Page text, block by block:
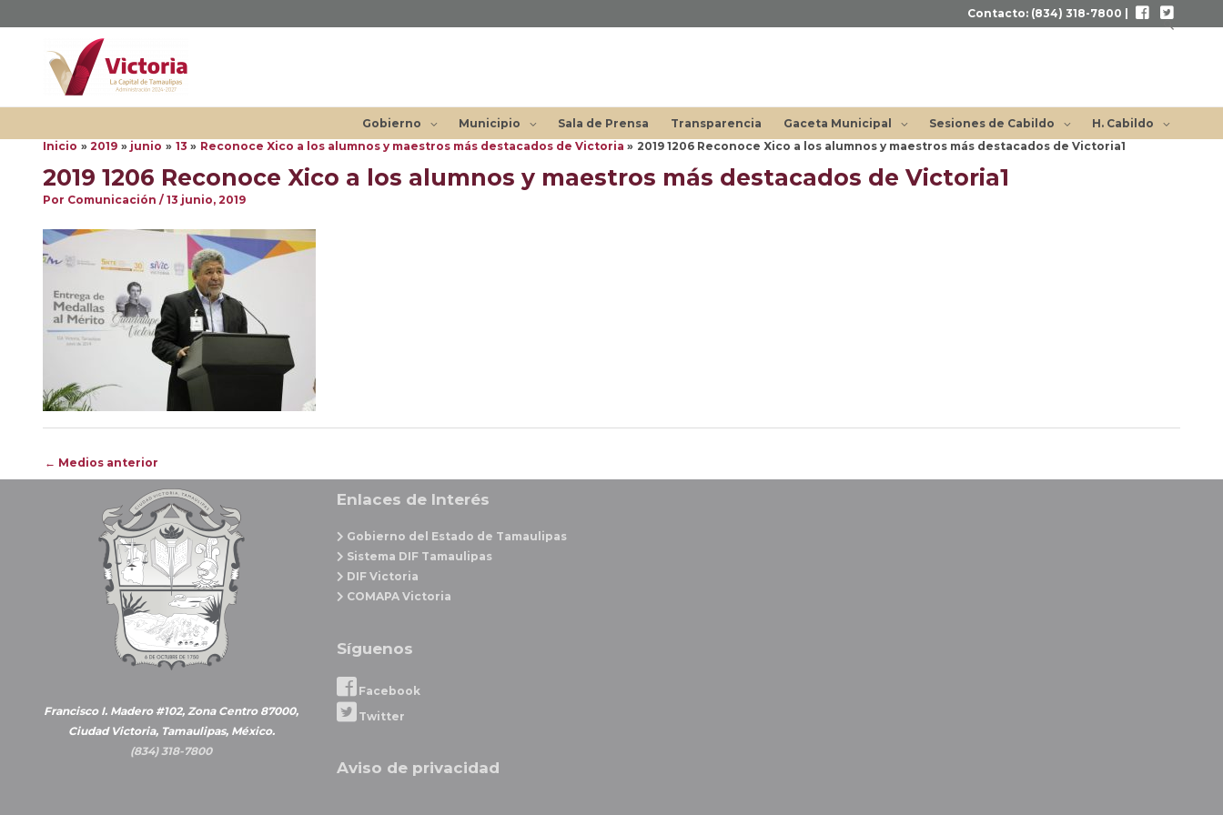
al
contenido
Contacto: (834) 318-7800 |
Gobierno Municipio Sala de Prensa Transparencia Gaceta Municipal Sesiones de Cabildo
H. Cabildo
Inicio
2019 junio 13 Reconoce Xico a los alumnos y maestros más destacados de Victoria 2019 1206 Reconoce Xico a los alumnos y maestros más destacados de Victoria1
2019 1206 Reconoce Xico a los alumnos y maestros más destacados de Victoria1
Por Comunicación / 13 junio, 2019
Navegación
de
← Medios anterior
Francisco I. Madero #102, Zona Centro 87000,
Ciudad Victoria, Tamaulipas, México.
(834) 318-7800
Enlaces de Interés
Gobierno del Estado de Tamaulipas
Sistema DIF Tamaulipas
DIF Victoria
COMAPA Victoria
Síguenos
Facebook
Twitter
Aviso de privacidad